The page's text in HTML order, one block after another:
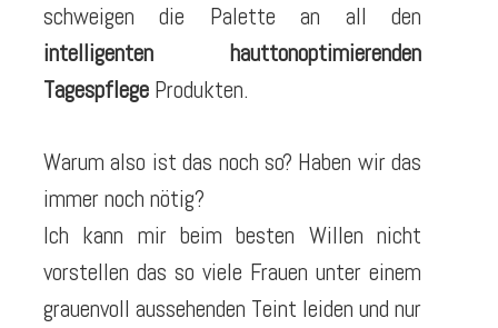
schweigen die Palette an all den
intelligenten hauttonoptimierenden
Tagespflege Produkten.
Warum also ist das noch so? Haben wir das
immer noch nötig?
Ich kann mir beim besten Willen nicht
vorstellen das so viele Frauen unter einem
grauenvoll aussehenden Teint leiden und nur